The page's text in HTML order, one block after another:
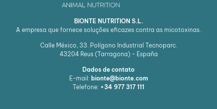
BIONTE NUTRITION S.L.
A empresa que fornece soluções eficazes contra as micotoxinas.
Calle México, 33. Polígono Industrial Tecnoparc.
43204 Reus (Tarragona) - España
Dados de contato
E-mail: bionte@bionte.com
Telefone: +34 977 317 111